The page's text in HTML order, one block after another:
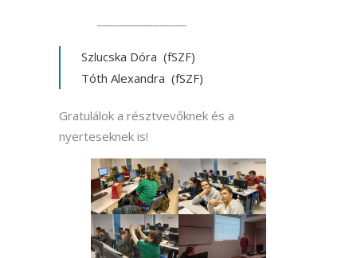
Szlucska Dóra (fSZF)
Tóth Alexandra (fSZF)
Gratulálok a résztvevőknek és a
nyerteseknek is!